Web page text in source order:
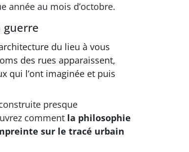
année au mois d’octobre.
guerre
du lieu à vous
des rues apparaissent,
qui l’ont imaginée et puis
presque
comment la philosophie
sur le tracé urbain